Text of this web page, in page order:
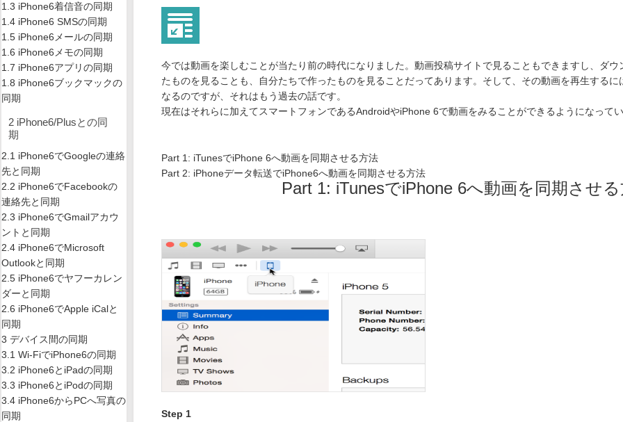
1.3 iPhone6着信音の同期
1.4 iPhone6 SMSの同期
1.5 iPhone6メールの同期
1.6 iPhone6メモの同期
1.7 iPhone6アプリの同期
1.8 iPhone6ブックマックの
同期
2 iPhone6/Plusとの同
期
2.1 iPhone6でGoogleの連絡
先と同期
2.2 iPhone6でFacebookの
連絡先と同期
2.3 iPhone6でGmailアカウ
ントと同期
2.4 iPhone6でMicrosoft
Outlookと同期
2.5 iPhone6でヤフーカレン
ダーと同期
2.6 iPhone6でApple iCalと
同期
3 デバイス間の同期
3.1 Wi-FiでiPhone6の同期
3.2 iPhone6とiPadの同期
3.3 iPhone6とiPodの同期
3.4 iPhone6からPCへ写真の
同期
今では動画を楽しむことが当たり前の時代になりました。動画投稿サイトで見ることもできますし、ダ
たものを見ることも、自分たちで作ったものを見ることだってあります。そして、その動画を再生する
なるのですが、それはもう過去の話です。
現在はそれらに加えてスマートフォンであるAndroidやiPhone 6で動画をみることができるようになって
Part 1: iTunesでiPhone 6へ動画を同期させる方法
Part 2: iPhoneデータ転送でiPhone6へ動画を同期させる方法
Part 1: iTunesでiPhone 6へ動画を同期させ
Step 1